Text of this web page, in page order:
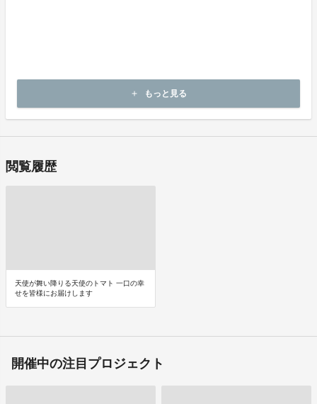
商品到着後14日以内に弊社までご連絡いただいた後、
出品者から対応方法をお客様宛にご連絡致します。
add もっと見る
閲覧履歴
天使が舞い降りる天使のトマト 一口の幸
せを皆様にお届けします
開催中の注目プロジェクト